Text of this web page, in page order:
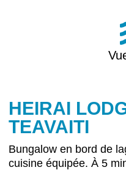
HEIRAI
TEAVAITI
Bungalow en bord de
cuisine équipée. À 5